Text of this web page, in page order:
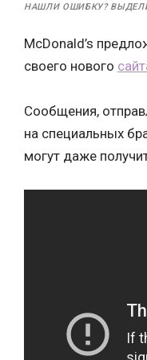
НАШЛИ ОШИБКУ?
McDonald’s
своего нового
Сообщения,
на специальных
могут даже